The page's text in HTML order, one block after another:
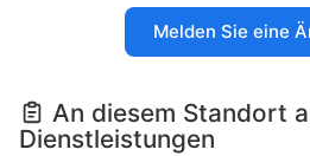
Melden Sie eine
An diesem Standort
Dienstleistungen